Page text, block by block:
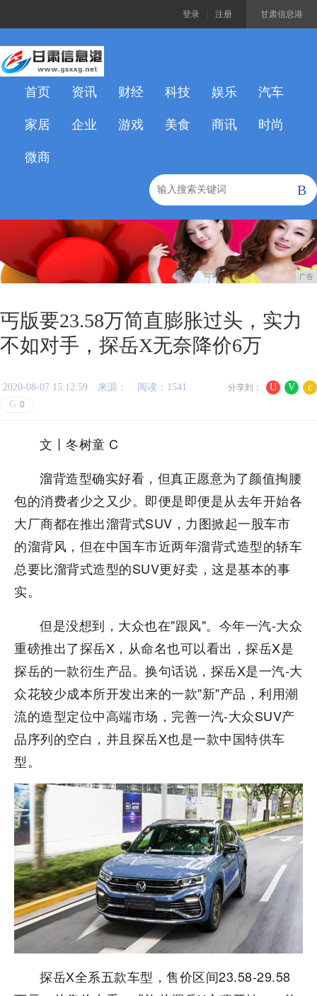
甘肃信息港
登录 注册
首页 资讯 财经 科技 娱乐 汽车
家居 企业 游戏 美食 商讯 时尚
微商
B
广告
丐版要23.58万简直膨胀过头，实力
不如对手，探岳X无奈降价6万
U V c
分享到：
2020-08-07 15:12:59 来源：
阅读：1541
G 0
文丨冬树童 C
溜背造型确实好看，但真正愿意为了颜值掏腰
包的消费者少之又少。即便是即便是从去年开始各
大厂商都在推出溜背式SUV，力图掀起一股车市
的溜背风，但在中国车市近两年溜背式造型的轿车
总要比溜背式造型的SUV更好卖，这是基本的事
实。
但是没想到，大众也在"跟风"。今年一汽-大众
重磅推出了探岳X，从命名也可以看出，探岳X是
探岳的一款衍生产品。换句话说，探岳X是一汽-大
众花较少成本所开发出来的一款"新"产品，利用潮
流的造型定位中高端市场，完善一汽-大众SUV产
品序列的空白，并且探岳X也是一款中国特供车
型。
探岳X全系五款车型，售价区间23.58-29.58